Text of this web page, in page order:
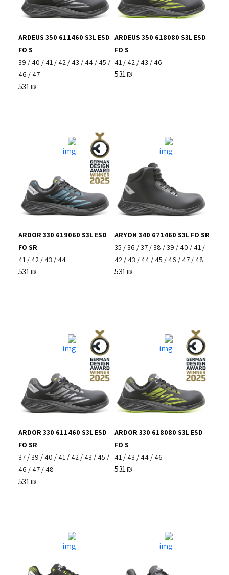
ARDEUS 350 618080 S3L ESD
FO S
41 / 42 / 43 / 46
531₪
ARDEUS 350 611460 S3L ESD
FO S
39 / 40 / 41/ 42/ 43 / 44/ 45 /
46 / 47
531₪
ARYON 340 671460 S3L FO SR
35 /36 /37 /38 /39 / 40 / 41 /
42 / 43 / 44 / 45 / 46 / 47 / 48
531₪
ARDOR 330 619060 S3L ESD
FO SR
41/ 42/ 43 / 44
531₪
ARDOR 330 618080 S3L ESD
FO S
41 / 43 / 44 / 46
531₪
ARDOR 330 611460 S3L ESD
FO SR
37/39 / 40 / 41/ 42/ 43 / 45 /
46 / 47/ 48
531₪